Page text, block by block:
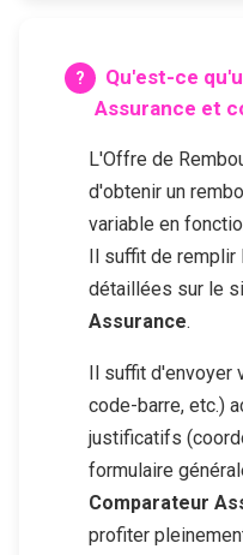
Qu'est-ce
Assurance et
L'Offre de
d'obtenir un
variable en
Il suffit de
détaillées sur le
Assurance.
Il suffit d'envoyer
code-barre, etc.)
justificatifs
formulaire
Comparateur
profiter